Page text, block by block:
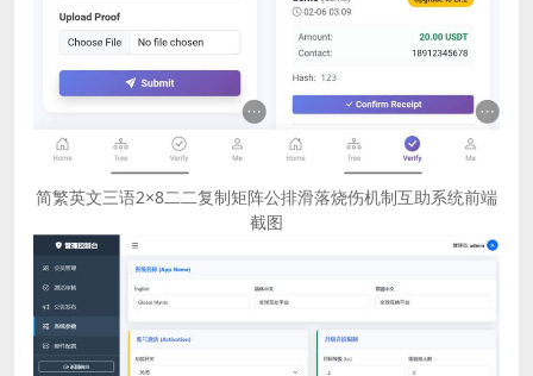
简繁英文三语2×8二二复制矩阵公排滑落烧伤机制互助系统前端
截图